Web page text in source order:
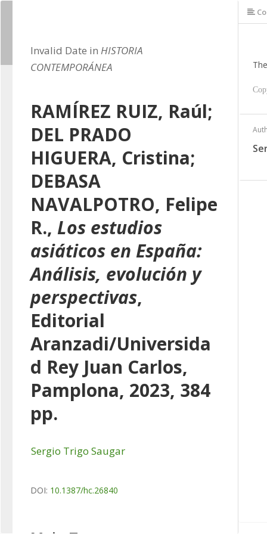
Invalid Date in HISTORIA
CONTEMPORÁNEA
RAMÍREZ RUIZ, Raúl;
DEL PRADO
HIGUERA, Cristina;
DEBASA
NAVALPOTRO, Felipe
R., Los estudios
asiáticos en España:
Análisis, evolución y
perspectivas,
Editorial
Aranzadi/Universida
d Rey Juan Carlos,
Pamplona, 2023, 384
pp.
Sergio Trigo Saugar
DOI: 10.1387/hc.26840